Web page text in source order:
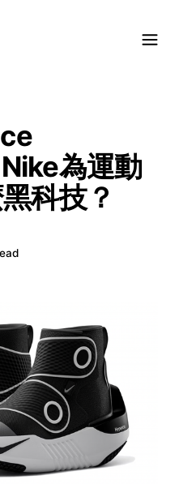
為運動
科技？